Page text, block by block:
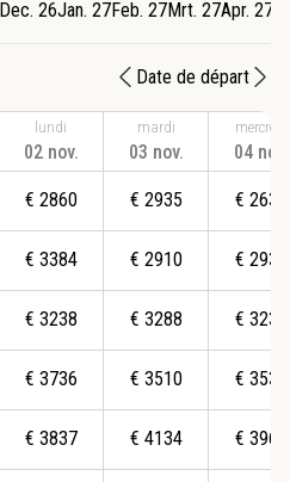
Dec. 26Jan. 27Feb. 27Mrt. 27Apr. 27
Date de départ
lundi
02 nov.
€ 2860
€ 3384
€ 3238
€ 3736
€ 3837
mardi
03 nov.
€ 2935
€ 2910
€ 3288
€ 3510
€ 4134
mercredi
04 nov.
€ 2639
€ 2938
€ 3238
€ 3538
€ 3963